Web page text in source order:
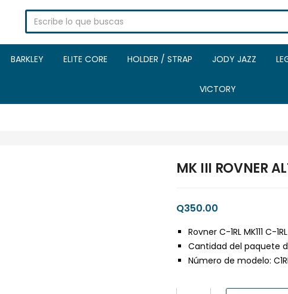
BARKLEY ELITE CORE HOLDER / STRAP JODY JAZZ
VICTORY
MK III ROVNER
Q350.00
Rovner C-1RL MK111 C-
Cantidad del paquete
Número de modelo: